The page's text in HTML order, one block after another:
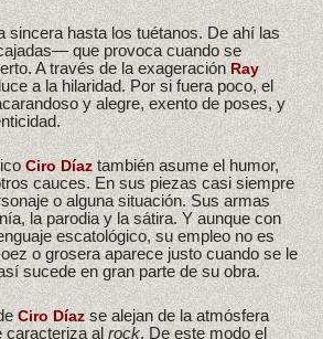
sincera hasta los tuétanos. De ahí las
que provoca cuando se
A través de la exageraciónRay
a la hilaridad. Por si fuera poco, el
y alegre, exento de poses, y
Ciro Díaz también asume el humor,
cauces. En sus piezas casi siempre
o alguna situación. Sus armas
la parodia y la sátira. Y aunque con
escatológico, su empleo no es
o grosera aparece justo cuando se le
sucede en gran parte de su obra.
Ciro Díazse alejan de la atmósfera
caracteriza alrock. De este modo el